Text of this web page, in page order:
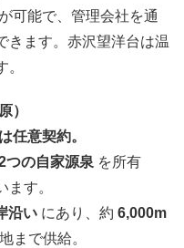
可能で、管理会社を通
きます。赤沢望洋台は温
）
任意契約。
つの自家源泉 を所有
す。
沿い にあり、約 6,000m
まで供給。